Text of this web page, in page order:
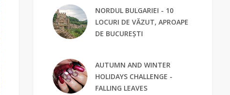
NORDUL BULGARIEI - 10
LOCURI DE VĂZUT, APROAPE
DE BUCUREȘTI
AUTUMN AND WINTER
HOLIDAYS CHALLENGE -
FALLING LEAVES